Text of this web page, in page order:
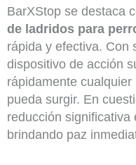
BarXStop se destaca
de ladridos para
rápida y efectiva. Con
dispositivo de acción
rápidamente
pueda surgir. En
reducción significativa
brindando paz